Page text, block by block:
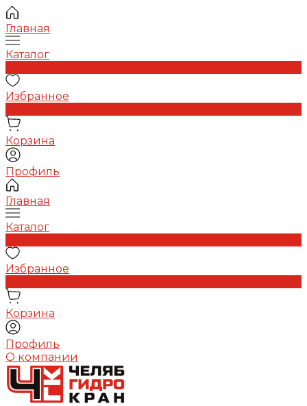
Главная
Каталог
Избранное
Корзина
Профиль
Главная
Каталог
Избранное
Корзина
Профиль
О компании